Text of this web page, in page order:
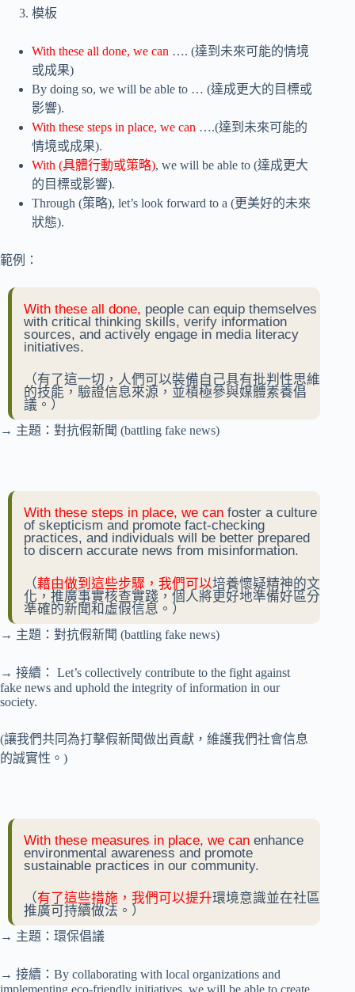
模板
With these all done, we can …. (達到未來可能的情境
或成果)
By doing so, we will be able to … (達成更大的目標或
影響).
With these steps in place, we can ….(達到未來可能的
情境或成果).
With (具體行動或策略), we will be able to (達成更大
的目標或影響).
Through (策略), let’s look forward to a (更美好的未來
狀態).
範例：
With these all done, people can equip themselves
with critical thinking skills, verify information
sources, and actively engage in media literacy
initiatives.
（有了這一切，人們可以裝備自己具有批判性思維
的技能，驗證信息來源，並積極參與媒體素養倡
議。）
→ 主題：對抗假新聞 (battling fake news)
With these steps in place, we can foster a culture
of skepticism and promote fact-checking
practices, and individuals will be better prepared
to discern accurate news from misinformation.
（藉由做到這些步驟，我們可以培養懷疑精神的文
化，推廣事實核查實踐，個人將更好地準備好區分
準確的新聞和虛假信息。）
→ 主題：對抗假新聞 (battling fake news)
→ 接續： Let’s collectively contribute to the fight against
fake news and uphold the integrity of information in our
society.
(讓我們共同為打擊假新聞做出貢獻，維護我們社會信息
的誠實性。)
With these measures in place, we can enhance
environmental awareness and promote
sustainable practices in our community.
（有了這些措施，我們可以提升環境意識並在社區
推廣可持續做法。）
→ 主題：環保倡議
→ 接續：By collaborating with local organizations and
implementing eco-friendly initiatives, we will be able to create